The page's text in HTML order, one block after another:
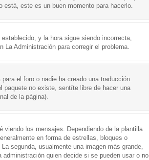
este es un buen momento para hacerlo.
y la hora sigue siendo incorrecta,
Administración para corregir el problema.
el foro o nadie ha creado una traducción.
paquete no existe, sentíte libre de hacer una
de la página).
viendo los mensajes. Dependiendo de la plantilla
en forma de estrellas, bloques o
segunda, usualmente una imagen más grande,
quien decide si se pueden usar o no